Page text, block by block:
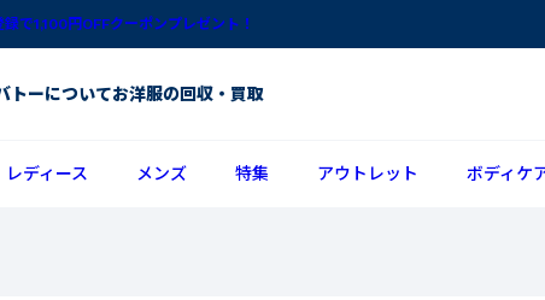
で1,100円OFFクーポンプレゼント！
トーについてお洋服の回収・買取
レディース メンズ 特集 アウトレット ボディケ